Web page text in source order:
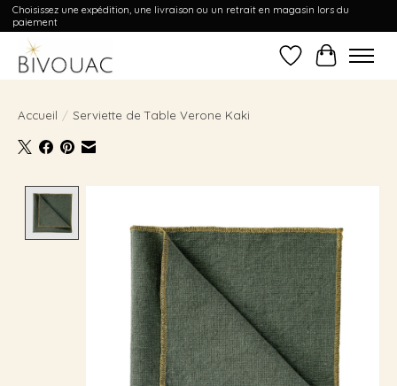
Choisissez une expédition, une livraison ou un retrait en magasin lors du
paiement
Liste dePanier
Accueil / Serviette de Table Verone Kaki